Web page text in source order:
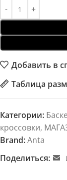
Добавить в
Таблица
Категории:
кроссовки,
Brand:Anta
Поделиться: